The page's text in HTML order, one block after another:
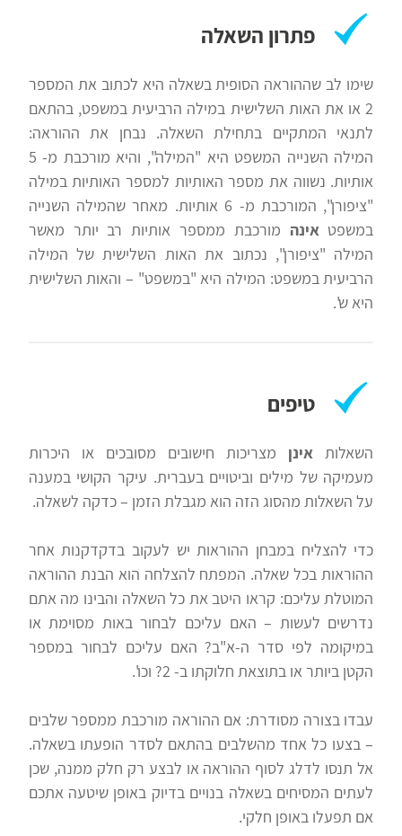
פתרון השאלה
שימו לב שההוראה הסופית בשאלה היא לכתוב את המספר
2 או את האות השלישית במילה הרביעית במשפט, בהתאם
לתנאי המתקיים בתחילת השאלה. נבחן את ההוראה:
המילה השנייה המשפט היא "המילה", והיא מורכבת מ- 5
אותיות. נשווה את מספר האותיות למספר האותיות במילה
"ציפורן", המורכבת מ- 6 אותיות. מאחר שהמילה השנייה
במשפטאינה מורכבת ממספר אותיות רב יותר מאשר
המילה "ציפורן", נכתוב את האות השלישית של המילה
הרביעית במשפט: המילה היא "במשפט" – והאות השלישית
היא ש'.
טיפים
השאלות אינן מצריכות חישובים מסובכים או היכרות
מעמיקה של מילים וביטויים בעברית. עיקר הקושי במענה
על השאלות מהסוג הזה הוא מגבלת הזמן – כדקה לשאלה.
כדי להצליח במבחן ההוראות יש לעקוב בדקדקנות אחר
ההוראות בכל שאלה. המפתח להצלחה הוא הבנת ההוראה
המוטלת עליכם: קראו היטב את כל השאלה והבינו מה אתם
נדרשים לעשות – האם עליכם לבחור באות מסוימת או
במיקומה לפי סדר ה-א"ב? האם עליכם לבחור במספר
הקטן ביותר או בתוצאת חלוקתו ב- 2? וכו'.
עבדו בצורה מסודרת: אם ההוראה מורכבת ממספר שלבים
– בצעו כל אחד מהשלבים בהתאם לסדר הופעתו בשאלה.
אל תנסו לדלג לסוף ההוראה או לבצע רק חלק ממנה, שכן
לעתים המסיחים בשאלה בנויים בדיוק באופן שיטעה אתכם
אם תפעלו באופן חלקי.